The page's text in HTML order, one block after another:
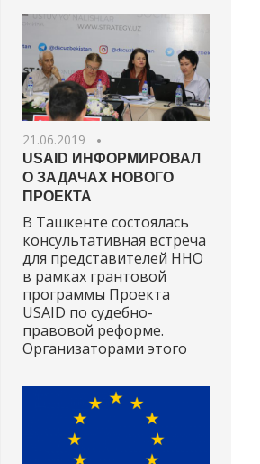
21.06.2019
USAID ИНФОРМИРОВАЛ
О ЗАДАЧАХ НОВОГО
ПРОЕКТА
В Ташкенте состоялась
консультативная встреча
для представителей ННО
в рамках грантовой
программы Проекта
USAID по судебно-
правовой реформе.
Организаторами этого